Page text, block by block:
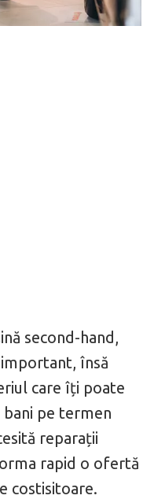
second-hand,
însă
care îți poate
pe termen
reparații
rapid o ofertă
costisitoare.